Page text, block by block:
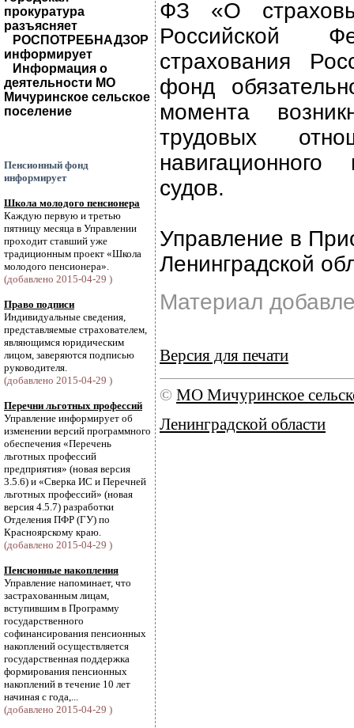
прокуратура
разъясняет
РОСПОТРЕБНАДЗОР
информирует
Информация о
деятельности МО
Мичуринское сельское
поселение
Пенсионный фонд
информирует
Школа молодого пенсионера
Каждую первую и третью
пятницу месяца в Управлении
проходит ставший уже
традиционным проект «Школа
молодого пенсионера».
(добавлено 2015-04-29 )
Право подписи
Индивидуальные сведения,
представляемые страхователем,
являющимся юридическим
лицом, заверяются подписью
руководителя.
(добавлено 2015-04-29 )
Перечни льготных профессий
Управление информирует об
изменении версий программного
обеспечения «Перечень
льготных профессий
предприятия» (новая версия
3.5.6) и «Сверка ИС и Перечней
льготных профессий» (новая
версия 4.5.7) разработки
Отделения ПФР (ГУ) по
Красноярскому краю.
(добавлено 2015-04-29 )
Пенсионные накопления
Управление напоминает, что
застрахованным лицам,
вступившим в Программу
государственного
софинансирования пенсионных
накоплений осуществляется
государственная поддержка
формирования пенсионных
накоплений в течение 10 лет
начиная с года,...
(добавлено 2015-04-29 )
ФЗ «О
Российской
страхования
фонд
момента
трудовых
судов.
Управление в
Ленинградской
Материал
Версия для печати
© МО Мичуринское
Ленинградской области